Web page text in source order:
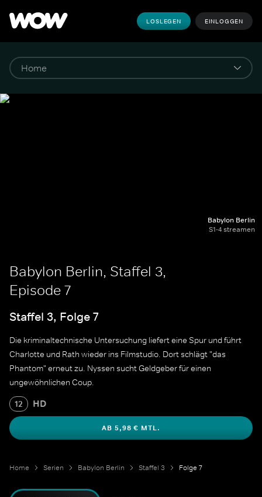
LOSLEGEN EINLOGGEN
Babylon Berlin
S1-4 streamen
Babylon Berlin, Staffel 3,
Episode 7
Staffel 3, Folge 7
Die kriminaltechnische Untersuchung liefert eine Spur und führt
Charlotte und Rath wieder ins Filmstudio. Dort schlägt "das
Phantom" erneut zu. Nyssen sucht Geldgeber für einen
ungewöhnlichen Coup.
12 HD
AB 5,98 € MTL.
Home Serien Babylon Berlin Staffel 3 Folge 7